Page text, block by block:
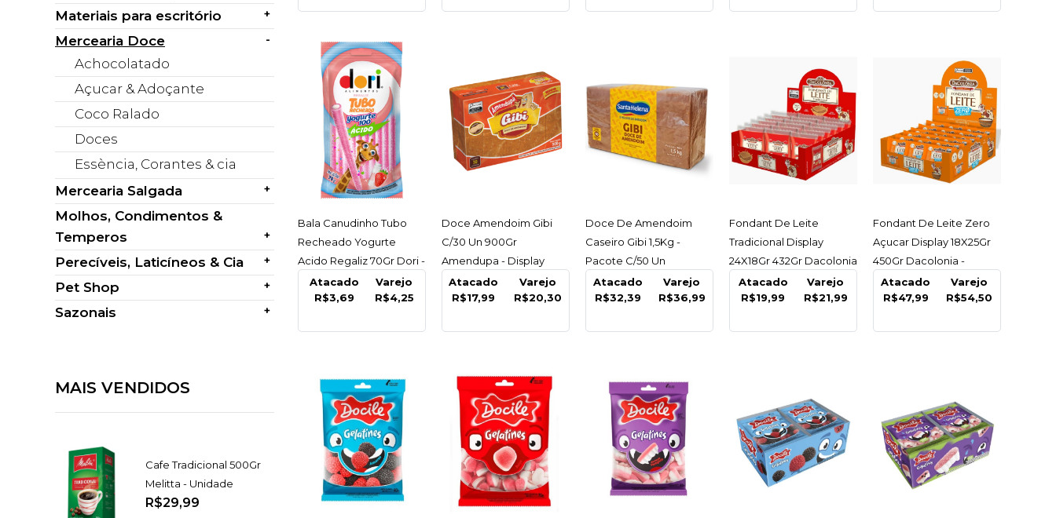
Materiais para escritório +
Mercearia Doce -
Achocolatado
Açucar & Adoçante
Coco Ralado
Doces
Essència, Corantes & cia
Mercearia Salgada
+
Molhos, Condimentos &
Temperos
+
Perecíveis, Laticíneos & Cia +
Pet Shop +
Sazonais +
MAIS VENDIDOS
Cafe Tradicional 500Gr
Melitta - Unidade
R$29,99
DOCILE
Bala Canudinho Colorido
Morango Citrico 12X15Gr
COMPRAR
COMPARAR LISTA DE DESEJO
ACESSAR
Bala Canudinho Tubo
Recheado Yogurte
Acido Regaliz 70Gr Dori -
Pacote
Atacado
R$3,69
Varejo
R$4,25
ACESSAR
Doce Amendoim Gibi
C/30 Un 900Gr
Amendupa - Display
C/30 Un
Atacado
R$17,99
Varejo
R$20,30
ACESSAR
Doce De Amendoim
Caseiro Gibi 1,5Kg -
Pacote C/50 Un
Atacado
R$32,39
Varejo
R$36,99
ACESSAR
Fondant De Leite
Tradicional Display
24X18Gr 432Gr Dacolonia
- Display C/24 Un
Atacado
R$19,99
Varejo
R$21,99
ACESSAR
Fondant De Leite Zero
Açucar Display 18X25Gr
450Gr Dacolonia -
Display C/18 Un
Atacado
R$47,99
Varejo
R$54,50